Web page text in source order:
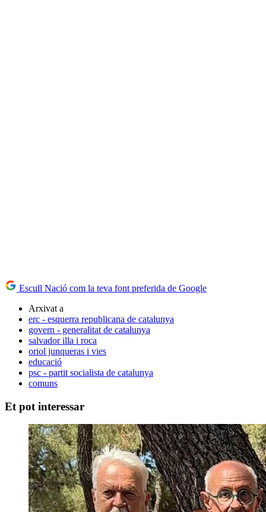
Escull Nació com la teva font preferida de Google
Arxivat a
erc - esquerra republicana de catalunya
govern - generalitat de catalunya
salvador illa i roca
oriol junqueras i vies
educació
psc - partit socialista de catalunya
comuns
Et pot interessar